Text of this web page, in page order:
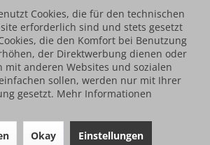
Cookies, die für den technischen
erforderlich sind und stets gesetzt
die den Komfort bei Benutzung
der Direktwerbung dienen oder
mit anderen Websites und sozialen
sollen, werden nur mit Ihrer
gesetzt. Mehr Informationen
Okay Einstellungen